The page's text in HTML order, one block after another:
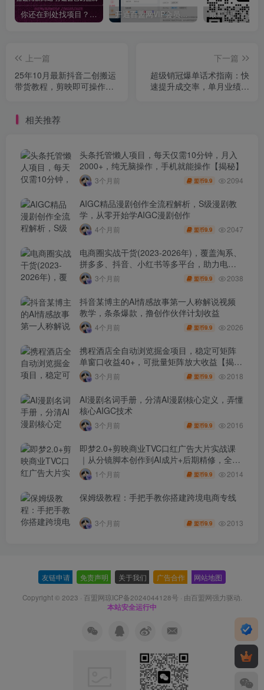
你还在到处找项目？还在当韭菜？我靠卖项目一个月收入5万+，曾经我也是个失败者。 开通百盟网VIP会员，尊享全站资源免费下载，享70%的推广提成！！【限时五折优惠】
上一篇
25年10月最新抖音二创搬运
带货教程，剪映即可操作，
下一篇
超级销冠爆单话术指南：快
速提升成交率，单月业绩提
相关推荐
头条托管懒人项目，每天仅需10分钟，月入
2000+，纯无脑操作，手机就能操作【揭秘】
3个月前 盟币9.9 2094
AIGC精品漫剧创作全流程解析，S级漫剧教
学，从零开始学AIGC漫剧创作
4个月前 盟币9.9 2047
电商圈实战干货(2023-2026年)，覆盖淘系、
拼多多、抖音、小红书等多平台，助力电商
人避开坑、提效率、稳盈利(更新4月)
3个月前 盟币9.9 2038
抖音某博主的AI情感故事第一人称解说视频
教学，条条爆款，撸创作伙伴计划收益
4个月前 盟币9.9 2026
携程酒店全自动浏览掘金项目，稳定可矩阵
单窗口收益40+，可批量矩阵放大收益【揭
秘】3个月前 盟币9.9 2018
AI漫剧名词手册，分清AI漫剧核心定义，弄懂
核心AIGC技术
3个月前 盟币9.9 2016
即梦2.0+剪映商业TVC口红广告大片实战课
｜从分镜脚本创作到AI成片+后期精修，全流
程打造品牌级产品广告
1个月前 盟币9.9 2014
保姆级教程：手把手教你搭建跨境电商专线
3个月前 盟币9.9 2013
友链申请 免责声明 关于我们 广告合作 网站地图
Copyright © 2023 · 百盟网琼ICP备2024044128号 · 由百盟网强力驱动.
本站安全运行中